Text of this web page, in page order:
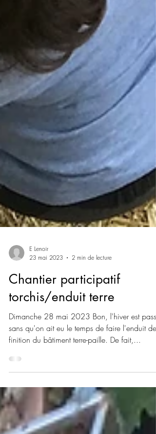
E Lenoir
23 mai 2023
2 min de lecture
Chantier participatif
Dimanche 28 mai 2023 Bon, l'hiver est passé
finition du bâtiment terre-paille. De fait,...